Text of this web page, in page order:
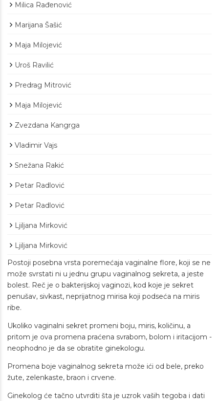
Milica Rađenović
Marijana Šašić
Maja Milojević
Uroš Ravilić
Predrag Mitrović
Maja Milojević
Zvezdana Kangrga
Vladimir Vajs
Snežana Rakić
Petar Radlović
Petar Radlović
Ljiljana Mirković
Ljiljana Mirković
Postoji posebna vrsta poremećaja vaginalne flore, koji se ne
može svrstati ni u jednu grupu vaginalnog sekreta, a jeste
bolest. Reč je o bakterijskoj vaginozi, kod koje je sekret
penušav, sivkast, neprijatnog mirisa koji podseća na miris
ribe.
Ukoliko vaginalni sekret promeni boju, miris, količinu, a
pritom je ova promena praćena svrabom, bolom i iritacijom -
neophodno je da se obratite ginekologu.
Promena boje vaginalnog sekreta može ići od bele, preko
žute, zelenkaste, braon i crvene.
Ginekolog će tačno utvrditi šta je uzrok vaših tegoba i dati